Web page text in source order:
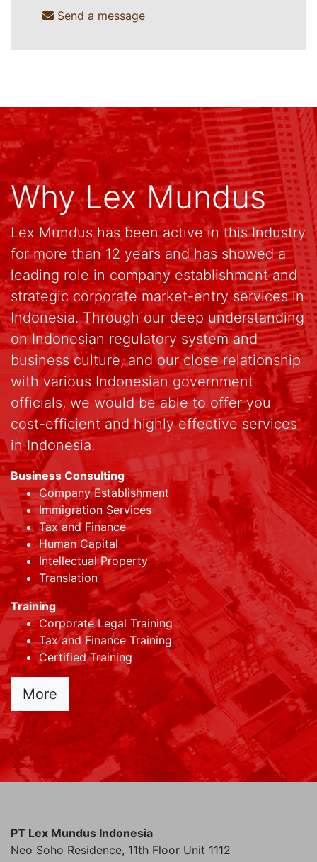
Send a message
Why Lex Mundus
Lex Mundus has been active in this Industry
for more than 12 years and has showed a
leading role in company establishment and
strategic corporate market-entry services in
Indonesia. Through our deep understanding
on Indonesian regulatory system and
business culture, and our close relationship
with various Indonesian government
officials, we would be able to offer you
cost-efficient and highly effective services
in Indonesia.
Business Consulting
Company Establishment
Immigration Services
Tax and Finance
Human Capital
Intellectual Property
Translation
Training
Corporate Legal Training
Tax and Finance Training
Certified Training
More
PT Lex Mundus Indonesia
Neo Soho Residence, 11th Floor Unit 1112